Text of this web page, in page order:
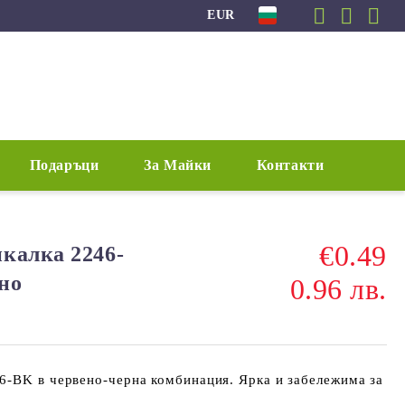
EUR
Подаръци За Майки Контакти
2246-
€0.49
0.96 лв.
BK в червено-черна комбинация. Ярка и забележима за